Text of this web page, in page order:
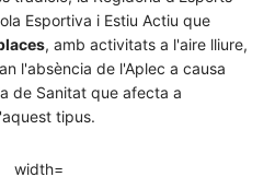
Esportiva i Estiu Actiu que
, amb activitats a l'aire lliure,
l'absència de l'Aplec a causa
de Sanitat que afecta a
tipus.